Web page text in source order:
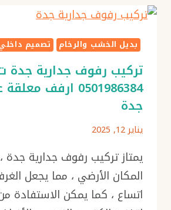
–
التصاميم
الثابتة
مع
بديل الخشب والرخام تصميم
تركيب رفوف جدارية جدة
0501986384 ارفف
جدة
يناير 12, 2025
يمتاز تركيب رفوف جدارية جدة
المكان الأرضي ، مما يجعل
اتساع ، كما يمكن الاستفادة